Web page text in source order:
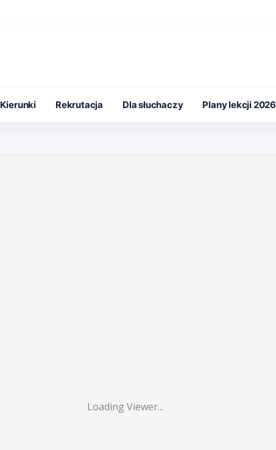
Kierunki Rekrutacja Dla słuchaczy Plany lekcji 2026
Loading Viewer...